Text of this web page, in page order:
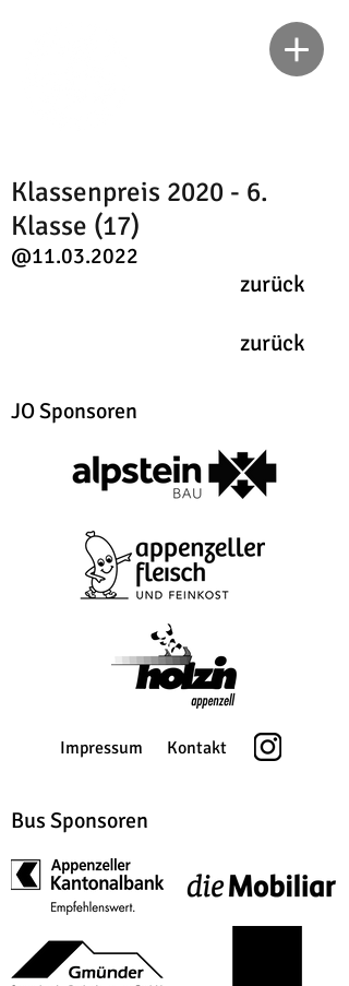
Klassenpreis 2020 - 6.
Klasse (17)
zurück
@11.03.2022
zurück
JO Sponsoren
Impressum Kontakt
Bus Sponsoren